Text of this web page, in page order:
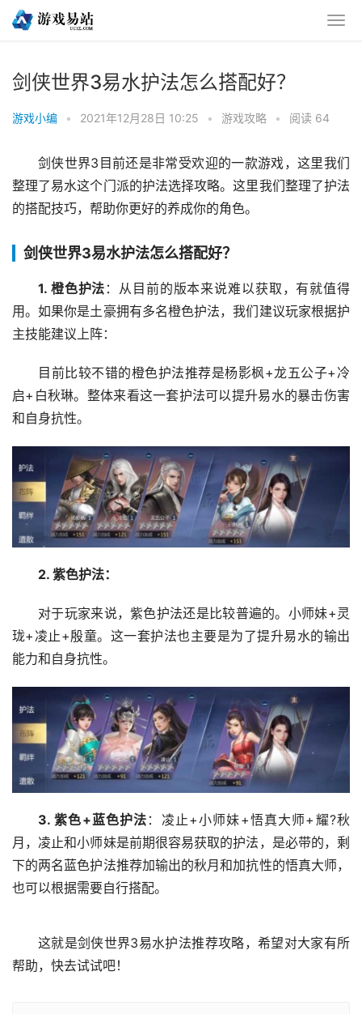
剑侠世界3易水护法怎么搭配好？
游戏小编 • 2021年12月28日 10:25 • 游戏攻略 • 阅读 64
剑侠世界3目前还是非常受欢迎的一款游戏，这里我们
整理了易水这个门派的护法选择攻略。这里我们整理了护法
的搭配技巧，帮助你更好的养成你的角色。
剑侠世界3易水护法怎么搭配好？
1. 橙色护法 ：从目前的版本来说难以获取，有就值得
用。如果你是土豪拥有多名橙色护法，我们建议玩家根据护
主技能建议上阵：
目前比较不错的橙色护法推荐是杨影枫+龙五公子+冷
启+白秋琳。整体来看这一套护法可以提升易水的暴击伤害
和自身抗性。
2. 紫色护法：
对于玩家来说，紫色护法还是比较普遍的。小师妹+灵
珑+凌止+殷童。这一套护法也主要是为了提升易水的输出
能力和自身抗性。
3. 紫色+蓝色护法 ：凌止+小师妹+悟真大师+耀?秋
月，凌止和小师妹是前期很容易获取的护法，是必带的，剩
下的两名蓝色护法推荐加输出的秋月和加抗性的悟真大师，
也可以根据需要自行搭配。
这就是剑侠世界3易水护法推荐攻略，希望对大家有所
帮助，快去试试吧！